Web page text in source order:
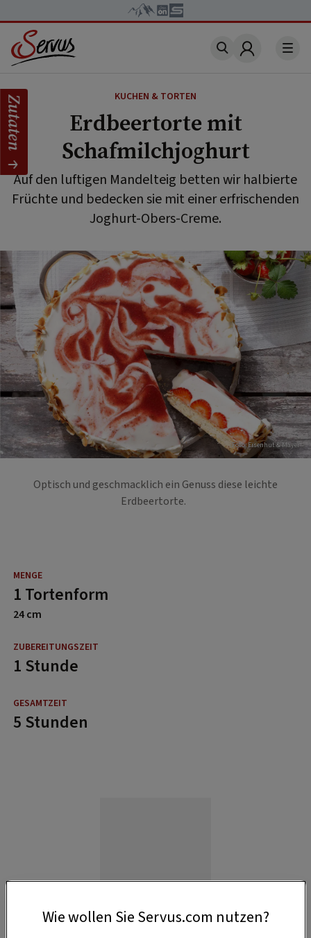
Account
KUCHEN & TORTEN
Erdbeertorte mit
Schafmilchjoghurt
Auf den luftigen Mandelteig betten wir halbierte
Früchte und bedecken sie mit einer erfrischenden
Joghurt-Obers-Creme.
Foto: Eisenhut & Mayer
Optisch und geschmacklich ein Genuss diese leichte
Erdbeertorte.
1 Tortenform
24 cm
1 Stunde
5 Stunden
Zutaten
Wie wollen Sie Servus.com nutzen?